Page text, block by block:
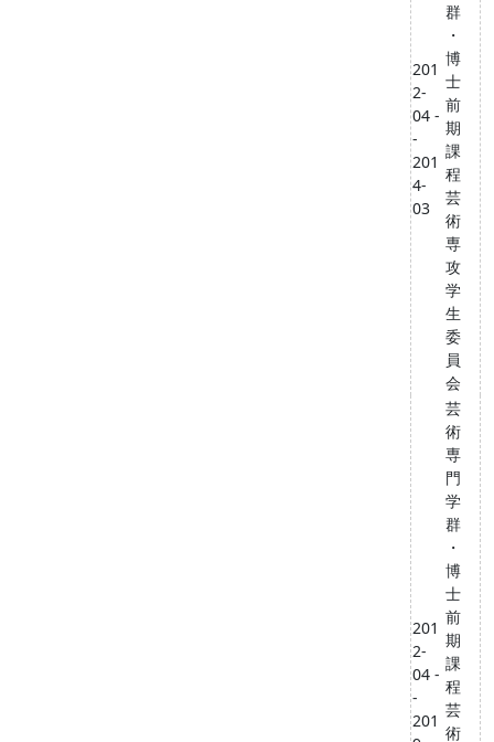
201
2-
04 -
-
201
4-
03
群
・
博
士
前
期
課
程
芸
術
専
攻
学
生
委
員
会
201
2-
04 -
-
201
芸
術
専
門
学
群
・
博
士
前
期
課
程
芸
術